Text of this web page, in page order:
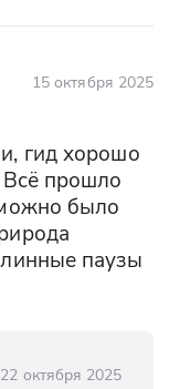
15 октября 2025
гид хорошо
Всё прошло
было
паузы
22 октября 2025